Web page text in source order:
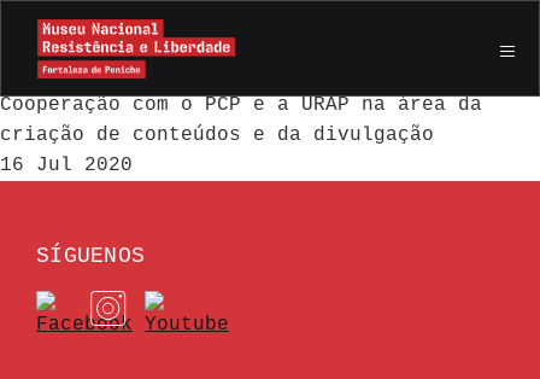
Museu Nacional da Resistência e da Liberdade
(MNRL), em Peniche DGPC assina Protocolos de
Cooperação com o PCP e a URAP na área da
criação de conteúdos e da divulgação
16 Jul 2020
SÍGUENOS